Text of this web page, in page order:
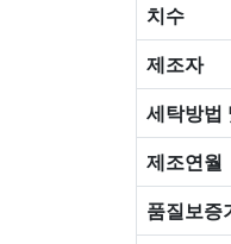
치수
제조자
세탁방법
제조연월
품질보증